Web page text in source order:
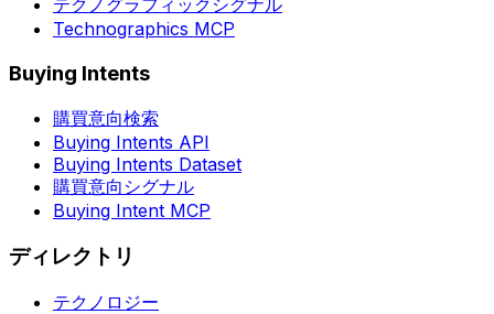
テクノグラフィックシグナル
Technographics MCP
Buying Intents
購買意向検索
Buying Intents API
Buying Intents Dataset
購買意向シグナル
Buying Intent MCP
ディレクトリ
テクノロジー